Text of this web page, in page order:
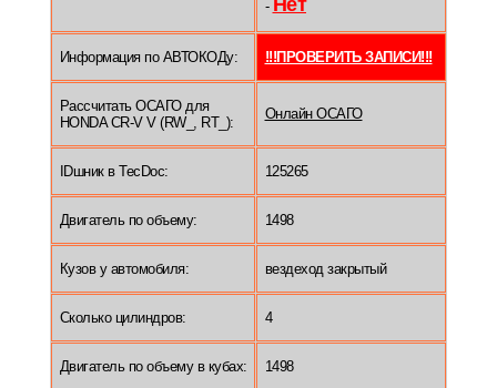
-
Информация по АВТОКОДу: !!!ПРОВЕРИТЬ ЗАПИСИ!!!
Рассчитать ОСАГО для
HONDA CR-V V (RW_, RT_):
Онлайн ОСАГО
IDшник в TecDoc: 125265
Двигатель по объему: 1498
Кузов у автомобиля: вездеход закрытый
Сколько цилиндров: 4
Двигатель по объему в кубах: 1498